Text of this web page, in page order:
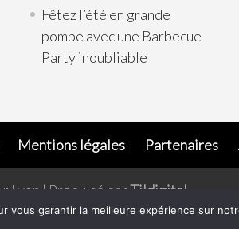
Fêtez l’été en grande
pompe avec une Barbecue
Party inoubliable
Mentions légales Partenaires
Lyon | Propulsé parTildigital
la santé, consommer avec modération.
vous garantir la meilleure expérience sur